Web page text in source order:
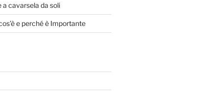
cavarsela da soli
e perché è Importante